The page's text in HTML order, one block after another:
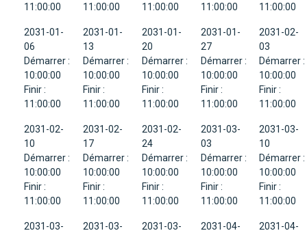
11:00:00
11:00:00
11:00:00
11:00:00
11:00:00
2031-01-
06
Démarrer :
10:00:00
Finir :
11:00:00
2031-01-
13
Démarrer :
10:00:00
Finir :
11:00:00
2031-01-
20
Démarrer :
10:00:00
Finir :
11:00:00
2031-01-
27
Démarrer :
10:00:00
Finir :
11:00:00
2031-02-
03
Démarrer :
10:00:00
Finir :
11:00:00
2031-02-
10
Démarrer :
10:00:00
Finir :
11:00:00
2031-02-
17
Démarrer :
10:00:00
Finir :
11:00:00
2031-02-
24
Démarrer :
10:00:00
Finir :
11:00:00
2031-03-
03
Démarrer :
10:00:00
Finir :
11:00:00
2031-03-
10
Démarrer :
10:00:00
Finir :
11:00:00
2031-03-
2031-03-
2031-03-
2031-04-
2031-04-